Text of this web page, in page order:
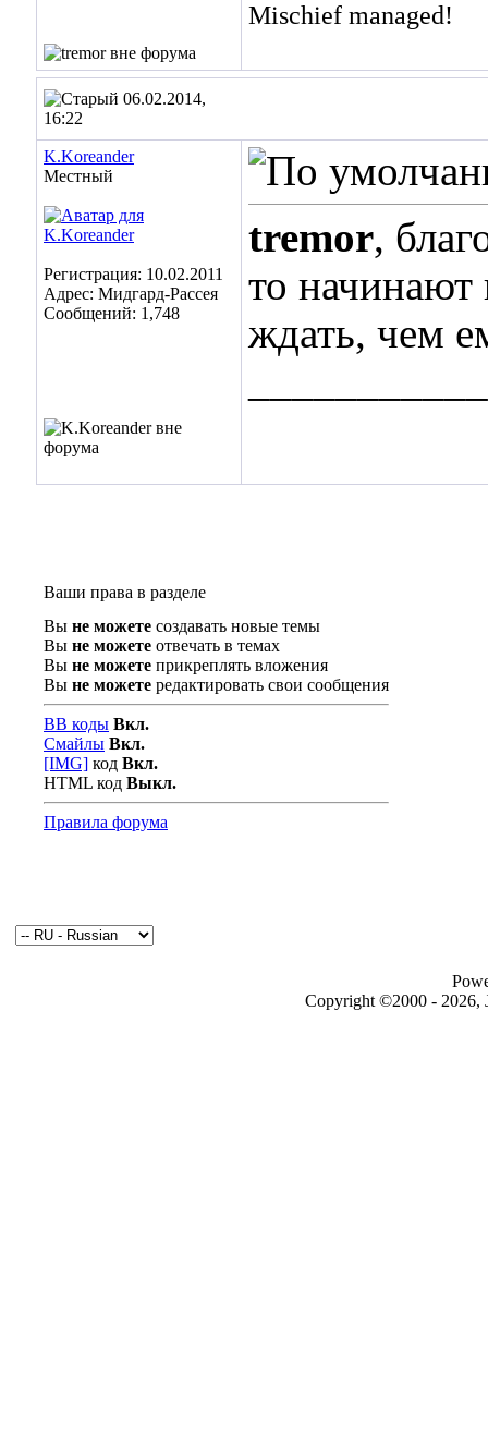
Mischief managed!
06.02.2014,
16:22
K.Koreander
Местный
Регистрация: 10.02.2011
Адрес: Мидгард-Рассея
Сообщений: 1,748
tremor,
то
ждать, чем
Ваши права в разделе
Вы не можете создавать новые темы
Вы не можете отвечать в темах
Вы не можете прикреплять вложения
Вы не можете редактировать свои сообщения
BB коды Вкл.
Смайлы Вкл.
[IMG] код Вкл.
HTML код Выкл.
Правила форума
Copyright ©2000 - 2026,